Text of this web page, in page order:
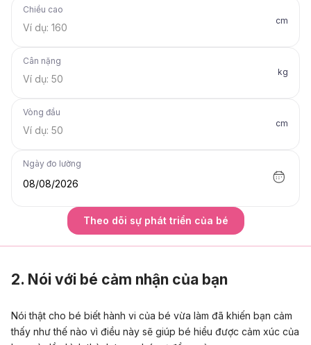
Chiều cao
cm
Cân nặng
kg
Vòng đầu
cm
Ngày đo lường
08/08/2026
Theo dõi sự phát triển của bé
2. Nói với bé cảm nhận của bạn
Nói thật cho bé biết hành vi của bé vừa làm đã khiến bạn cảm
thấy như thế nào vì điều này sẽ giúp bé hiểu được cảm xúc của